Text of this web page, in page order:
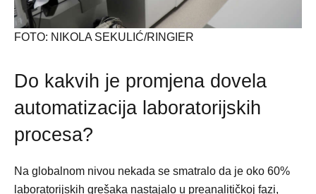
FOTO: NIKOLA SEKULIĆ/RINGIER
Do kakvih je promjena dovela
automatizacija laboratorijskih
procesa?
Na globalnom nivou nekada se smatralo da je oko 60%
laboratorijskih grešaka nastajalo u preanalitičkoj fazi,